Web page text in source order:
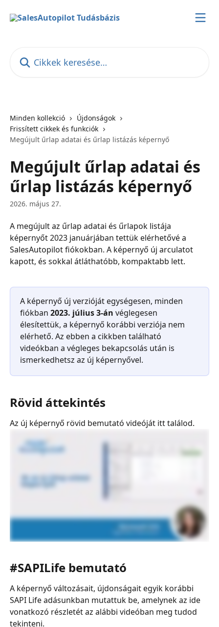
Minden kollekció
Újdonságok
Frissített cikkek és funkciók
Megújult űrlap adatai és űrlap listázás képernyő
Megújult űrlap adatai és
űrlap listázás képernyő
2026. május 27.
A megújult az űrlap adatai és űrlapok listája
képernyőt 2023 januárjában tettük elérhetővé a
SalesAutopilot fiókokban. A képernyő új arculatot
kapott, és sokkal átláthatóbb, kompaktabb lett.
A képernyő új verzióját egységesen, minden
fiókban 2023. július 3-án véglegesen
élesítettük, a képernyő korábbi verziója nem
elérhető. Az ebben a cikkben található
videókban a végleges bekapcsolás után is
ismerkedhetsz az új képernyővel.
Rövid áttekintés
Az új képernyő rövid bemutató videóját itt találod.
#SAPILife bemutató
A képernyő változásait, újdonságait egyik korábbi
SAPI Life adásunkban mutattuk be, amelynek az ide
vonatkozó részletét az alábbi videóban meg tudod
tekinteni.